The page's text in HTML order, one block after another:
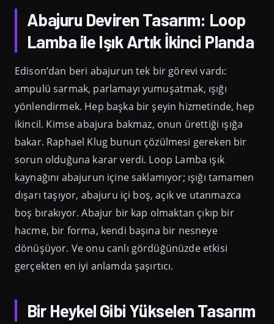
Abajuru Deviren Tasarım: Loop
Lamba ile Işık Artık İkinci Planda
Edison’dan beri abajurun tek bir görevi vardı:
ampulü sarmak, parlamayı yumuşatmak, ışığı
yönlendirmek. Hep başka bir şeyin hizmetinde, hep
ikincil. Kimse abajura bakmaz, onun ürettiği ışığa
bakar. Raphael Klug bunun çözülmesi gereken bir
sorun olduğuna karar verdi. Loop Lamba ışık
kaynağını abajurun içine saklamıyor; ışığı tamamen
dışarı taşıyor, abajuru içi boş, açık ve utanmazca
boş bırakıyor. Abajur bir kap olmaktan çıkıp bir
hacme, bir forma, kendi başına bir nesneye
dönüşüyor. Ve onu canlı gördüğünüzde etkisi
gerçekten en iyi anlamda şaşırtıcı.
Bir Heykel Gibi Yükselen Tasarım